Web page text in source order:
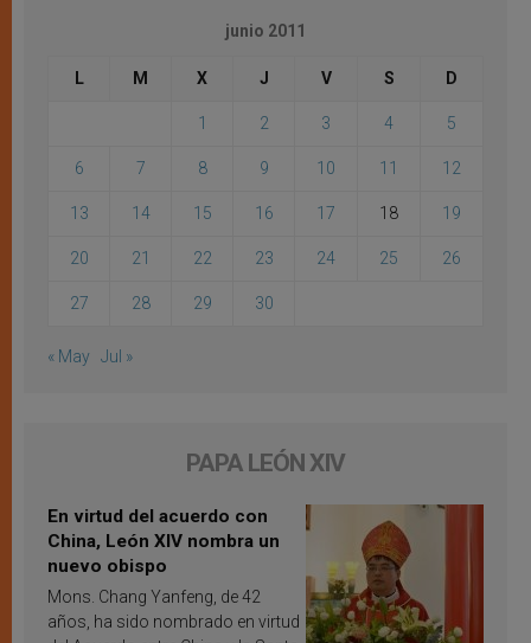
junio 2011
L M X J V S D
1 2 3 4 5
6 7 8 9 10 11 12
13 14 15 16 17 18 19
20 21 22 23 24 25 26
27 28 29 30
« May Jul »
PAPA LEÓN XIV
En virtud del acuerdo con
China, León XIV nombra un
nuevo obispo
Mons. Chang Yanfeng, de 42
años, ha sido nombrado en virtud